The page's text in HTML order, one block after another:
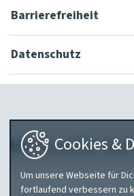
Barrierefreiheit
Datenschutz
Webseite
Was
Cookies &
Um unsere Webseite für
fortlaufend verbessern zu